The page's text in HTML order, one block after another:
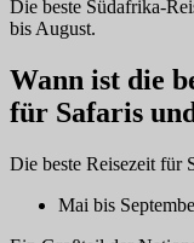
Die beste Südafrika-
bis August.
Wann ist die
für Safaris
Die beste Reisezeit für
Mai bis